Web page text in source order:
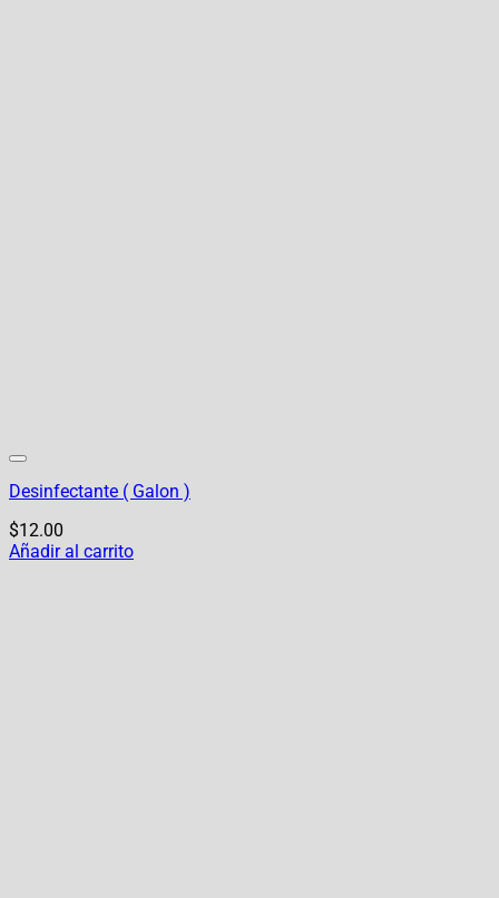
Desinfectante ( Galon )
$12.00
Añadir al carrito